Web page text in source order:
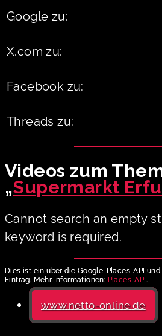
Google zu:
X.com zu:
Facebook zu:
Threads zu:
Videos zum
„Supermarkt
Cannot search an empty
keyword is required.
Dies ist ein über die Google-Places-API
Eintrag. Mehr Informationen: Places-API .
www.netto-online.de